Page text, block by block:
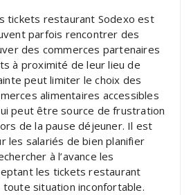
tickets restaurant Sodexo est
parfois rencontrer des
des commerces partenaires
à proximité de leur lieu de
peut limiter le choix des
alimentaires accessibles
peut être source de frustration
de la pause déjeuner. Il est
les salariés de bien planifier
à l’avance les
les tickets restaurant
situation inconfortable.